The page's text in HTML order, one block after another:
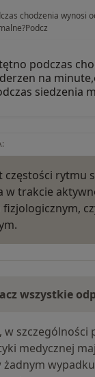
chodzenia wynosi
podczas
na
siedzenia
częstości rytmu
w trakcie
wszystkie
w szczególności
medycznej